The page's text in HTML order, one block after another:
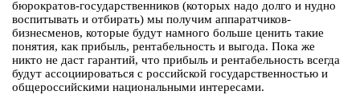
бюрократов-государственников (которых надо долго и нудно
воспитывать и отбирать) мы получим аппаратчиков-
бизнесменов, которые будут намного больше ценить такие
понятия, как прибыль, рентабельность и выгода. Пока же
никто не даст гарантий, что прибыль и рентабельность всегда
будут ассоциироваться с российской государственностью и
общероссийскими национальными интересами.